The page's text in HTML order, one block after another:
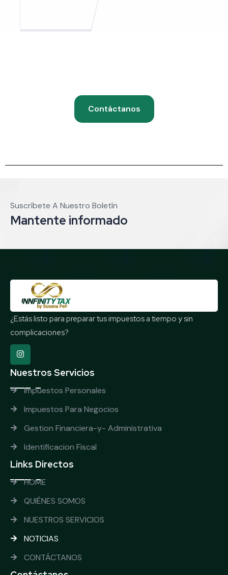
Contáctanos
Suscríbete A Nuestro Boletín
Mantente informado
¿Estás listo para preparar tus impuestos a tiempo y sin
complicaciones?
Nuestros Servicios
Impuestos Personales
Impuestos Para Negocios
Gestion Financiera-y- Administrativa
Identificacion Fiscal
Links Directos
HOME
QUIÉNES SOMOS
NUESTROS SERVICIOS
NOTICIAS
CONTÁCTANOS